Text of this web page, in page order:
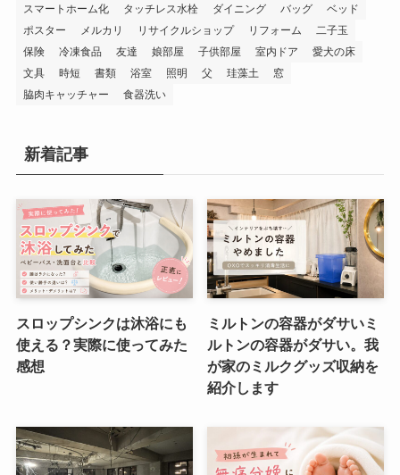
スマートホーム化
タッチレス水栓 ダイニング バッグ
ベッド
ポスター
メルカリ リサイクルショップ リフォーム
二子玉
保険
冷凍食品 友達 娘部屋 子供部屋 室内ドア
愛犬の床
文具
時短 書類 浴室 照明 父 珪藻土
窓
脇肉キャッチャー
食器洗い
新着記事
スロップシンクは沐浴にも
使える？実際に使ってみた
感想
ミルトンの容器がダサいミ
ルトンの容器がダサい。我
が家のミルクグッズ収納を
紹介します